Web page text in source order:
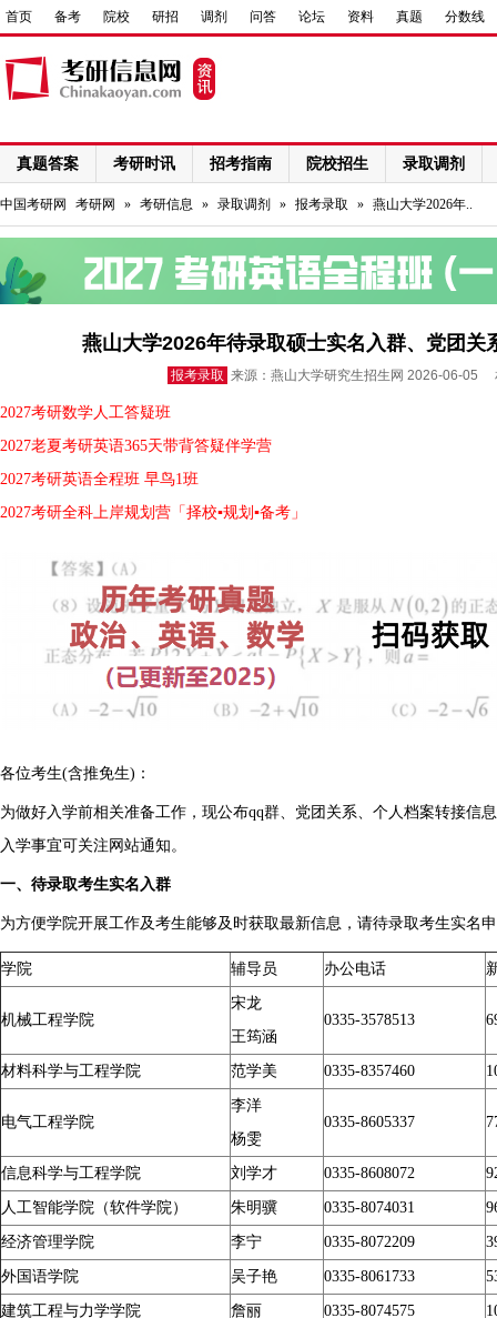
首页 备考 院校 研招 调剂 问答 论坛 资料 真题 分数线
真题答案 考研时讯 招考指南 院校招生 录取调剂
网络课程
中国考研网 考研网 » 考研信息 » 录取调剂 » 报考录取 » 燕山大学2026年..
燕山大学2026年待录取硕士实名入群、党团关
报考录取 来源：燕山大学研究生招生网 2026-06-05
2027考研数学人工答疑班
2027老夏考研英语365天带背答疑伴学营
2027考研英语全程班 早鸟1班
2027考研全科上岸规划营「择校▪规划▪备考」
各位考生(含推免生)：
为做好入学前相关准备工作，现公布qq群、党团关系、个人档案转接信
入学事宜可关注网站通知。
一、待录取考生实名入群
为方便学院开展工作及考生能够及时获取最新信息，请待录取考生实名
学院 辅导员 办公电话
机械工程学院
宋龙
王筠涵
0335-3578513
材料科学与工程学院 范学美 0335-8357460
电气工程学院
李洋
杨雯
0335-8605337
信息科学与工程学院 刘学才 0335-8608072
人工智能学院（软件学院） 朱明骥 0335-8074031
经济管理学院 李宁 0335-8072209
外国语学院 吴子艳 0335-8061733
建筑工程与力学学院 詹丽 0335-8074575